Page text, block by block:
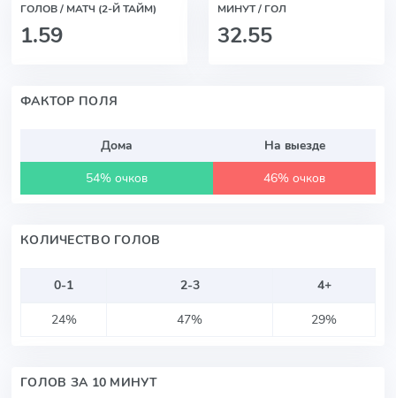
ГОЛОВ / МАТЧ (2-Й ТАЙМ)
1.59
МИНУТ / ГОЛ
32.55
ФАКТОР ПОЛЯ
Дома
На выезде
54% очков
46% очков
КОЛИЧЕСТВО ГОЛОВ
0-1 2-3
4+
24%
47% 29%
ГОЛОВ ЗА 10 МИНУТ